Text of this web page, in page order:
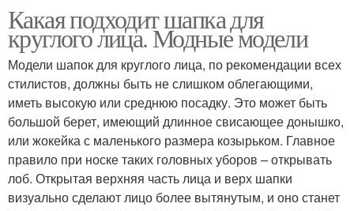
Какая подходит шапка для
круглого лица. Модные модели
Модели шапок для круглого лица, по рекомендации всех
стилистов, должны быть не слишком облегающими,
иметь высокую или среднюю посадку. Это может быть
большой берет, имеющий длинное свисающее донышко,
или жокейка с маленького размера козырьком. Главное
правило при носке таких головных уборов – открывать
лоб. Открытая верхняя часть лица и верх шапки
визуально сделают лицо более вытянутым, и оно станет